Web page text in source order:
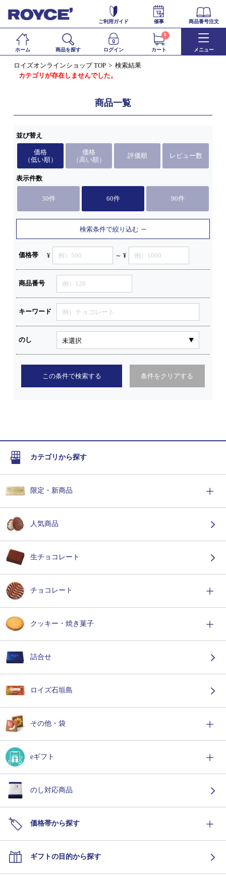
ご利用ガイド 催事 商品番号注文
ホーム 商品を探す ログイン カート
0
メニュー
ロイズオンラインショップ TOP
検索結果
カテゴリが存在しませんでした。
商品一覧
並び替え
価格
（低い順）
価格
（高い順）
評価順 レビュー数
表示件数
30件 60件 90件
検索条件で絞り込む
価格帯 ¥ ～ ¥
商品番号
キーワード
のし
この条件で検索する 条件をクリアする
カテゴリから探す
限定・新商品
人気商品
生チョコレート
チョコレート
クッキー・焼き菓子
詰合せ
ロイズ石垣島
その他・袋
eギフト
のし対応商品
価格帯から探す
ギフトの目的から探す